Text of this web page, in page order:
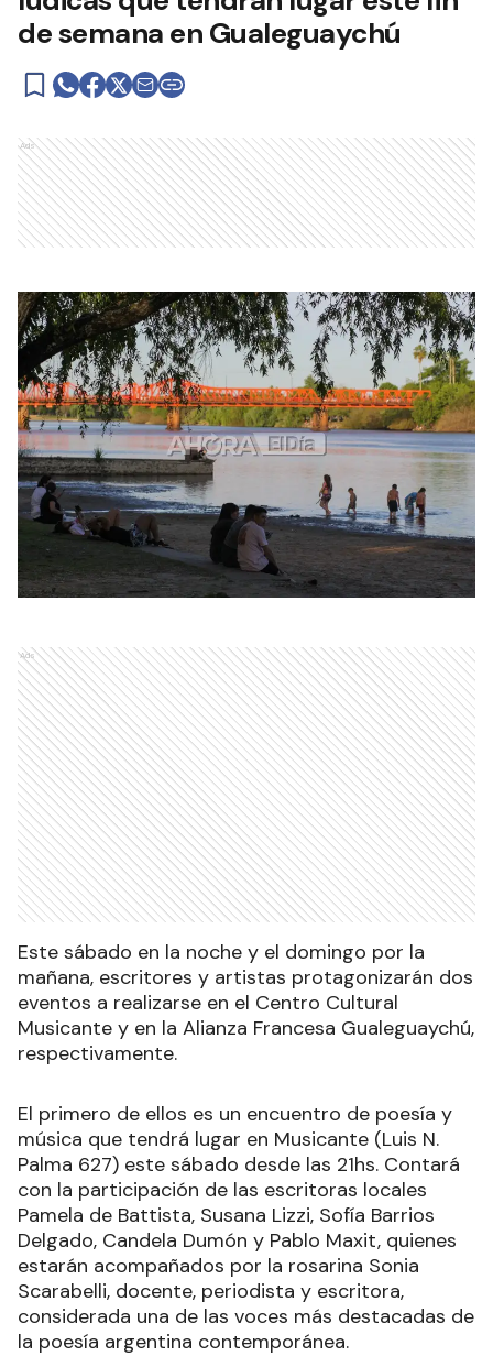
de semana en Gualeguaychú
Ads
Ads
Este sábado en la noche y el domingo por la
mañana, escritores y artistas protagonizarán dos
eventos a realizarse en el Centro Cultural
Musicante y en la Alianza Francesa Gualeguaychú,
respectivamente.
El primero de ellos es un encuentro de poesía y
música que tendrá lugar en Musicante (Luis N.
Palma 627) este sábado desde las 21hs. Contará
con la participación de las escritoras locales
Pamela de Battista, Susana Lizzi, Sofía Barrios
Delgado, Candela Dumón y Pablo Maxit, quienes
estarán acompañados por la rosarina Sonia
Scarabelli, docente, periodista y escritora,
considerada una de las voces más destacadas de
la poesía argentina contemporánea.